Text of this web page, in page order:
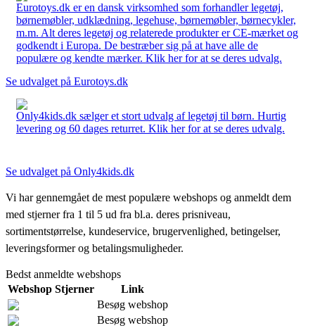
Eurotoys.dk er en dansk virksomhed som forhandler legetøj,
børnemøbler, udklædning, legehuse, børnemøbler, børnecykler,
m.m. Alt deres legetøj og relaterede produkter er CE-mærket og
godkendt i Europa. De bestræber sig på at have alle de
populære og kendte mærker. Klik her for at se deres udvalg.
Se udvalget på Eurotoys.dk
Only4kids.dk sælger et stort udvalg af legetøj til børn. Hurtig
levering og 60 dages returret. Klik her for at se deres udvalg.
Se udvalget på Only4kids.dk
Vi har gennemgået de mest populære webshops og anmeldt dem
med stjerner fra 1 til 5 ud fra bl.a. deres prisniveau,
sortimentstørrelse, kundeservice, brugervenlighed, betingelser,
leveringsformer og betalingsmuligheder.
Bedst anmeldte webshops
Webshop Stjerner
Link
Besøg webshop
Besøg webshop